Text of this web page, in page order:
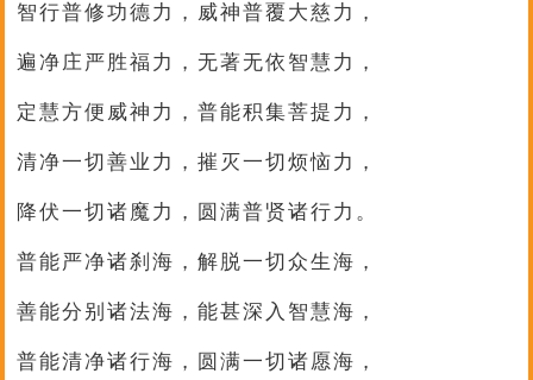
智行普修功德力，威神普覆大慈力，
遍净庄严胜福力，无著无依智慧力，
定慧方便威神力，普能积集菩提力，
清净一切善业力，摧灭一切烦恼力，
降伏一切诸魔力，圆满普贤诸行力。
普能严净诸刹海，解脱一切众生海，
善能分别诸法海，能甚深入智慧海，
普能清净诸行海，圆满一切诸愿海，